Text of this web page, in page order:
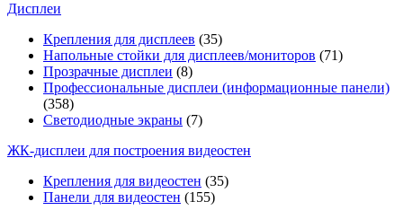
Дисплеи
Крепления для дисплеев (35)
Напольные стойки для дисплеев/мониторов (71)
Прозрачные дисплеи (8)
Профессиональные дисплеи (информационные панели)
(358)
Светодиодные экраны (7)
ЖК-дисплеи для построения видеостен
Крепления для видеостен (35)
Панели для видеостен (155)